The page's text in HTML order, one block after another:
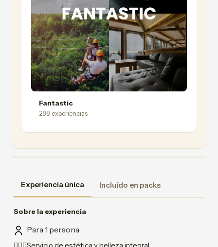
Fantastic
288 experiencias
Experiencia única Incluído en packs
Sobre la experiencia
Para 1 persona